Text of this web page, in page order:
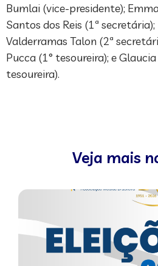
Bumlai (vice-presidente);
Santos dos Reis (1ª
Valderramas Talon (2ª
Pucca (1° tesoureira); e
tesoureira).
Veja mais